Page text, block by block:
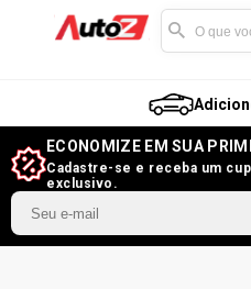
ECONOMIZE EM SUA
Cadastre-se e receba um
exclusivo.